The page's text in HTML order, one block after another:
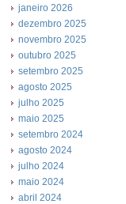
janeiro 2026
dezembro 2025
novembro 2025
outubro 2025
setembro 2025
agosto 2025
julho 2025
maio 2025
setembro 2024
agosto 2024
julho 2024
maio 2024
abril 2024